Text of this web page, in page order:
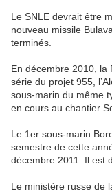
Le SNLE devrait être
nouveau missile
terminés.
En décembre 2010, la
série du projet 955,
sous-marin du même
en cours au chantier
Le 1er sous-marin
semestre de cette
décembre 2011. Il est
Le ministère russe de